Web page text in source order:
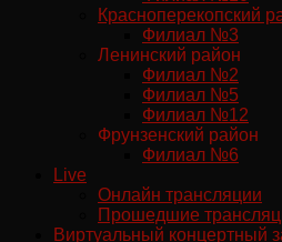
Красноперекопский
Филиал №3
Ленинский район
Филиал №2
Филиал №5
Филиал №12
Фрунзенский район
Филиал №6
Live
Онлайн трансляции
Прошедшие
Виртуальный концертный